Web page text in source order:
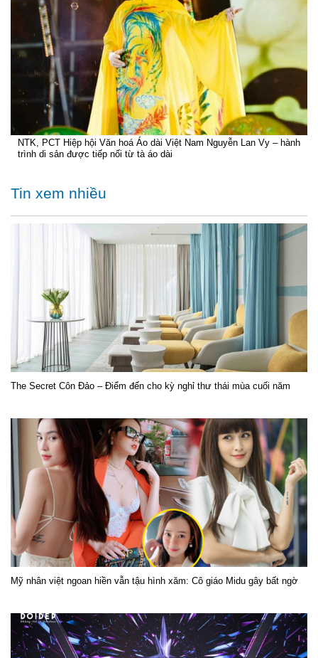
NTK, PCT Hiệp hội Văn hoá Áo dài Việt Nam Nguyễn Lan Vy – hành
trình di sản được tiếp nối từ tà áo dài
Tin xem nhiều
The Secret Côn Đảo – Điểm đến cho kỳ nghỉ thư thái mùa cuối năm
Mỹ nhân việt ngoan hiền vẫn tậu hình xăm: Cô giáo Midu gây bất ngờ